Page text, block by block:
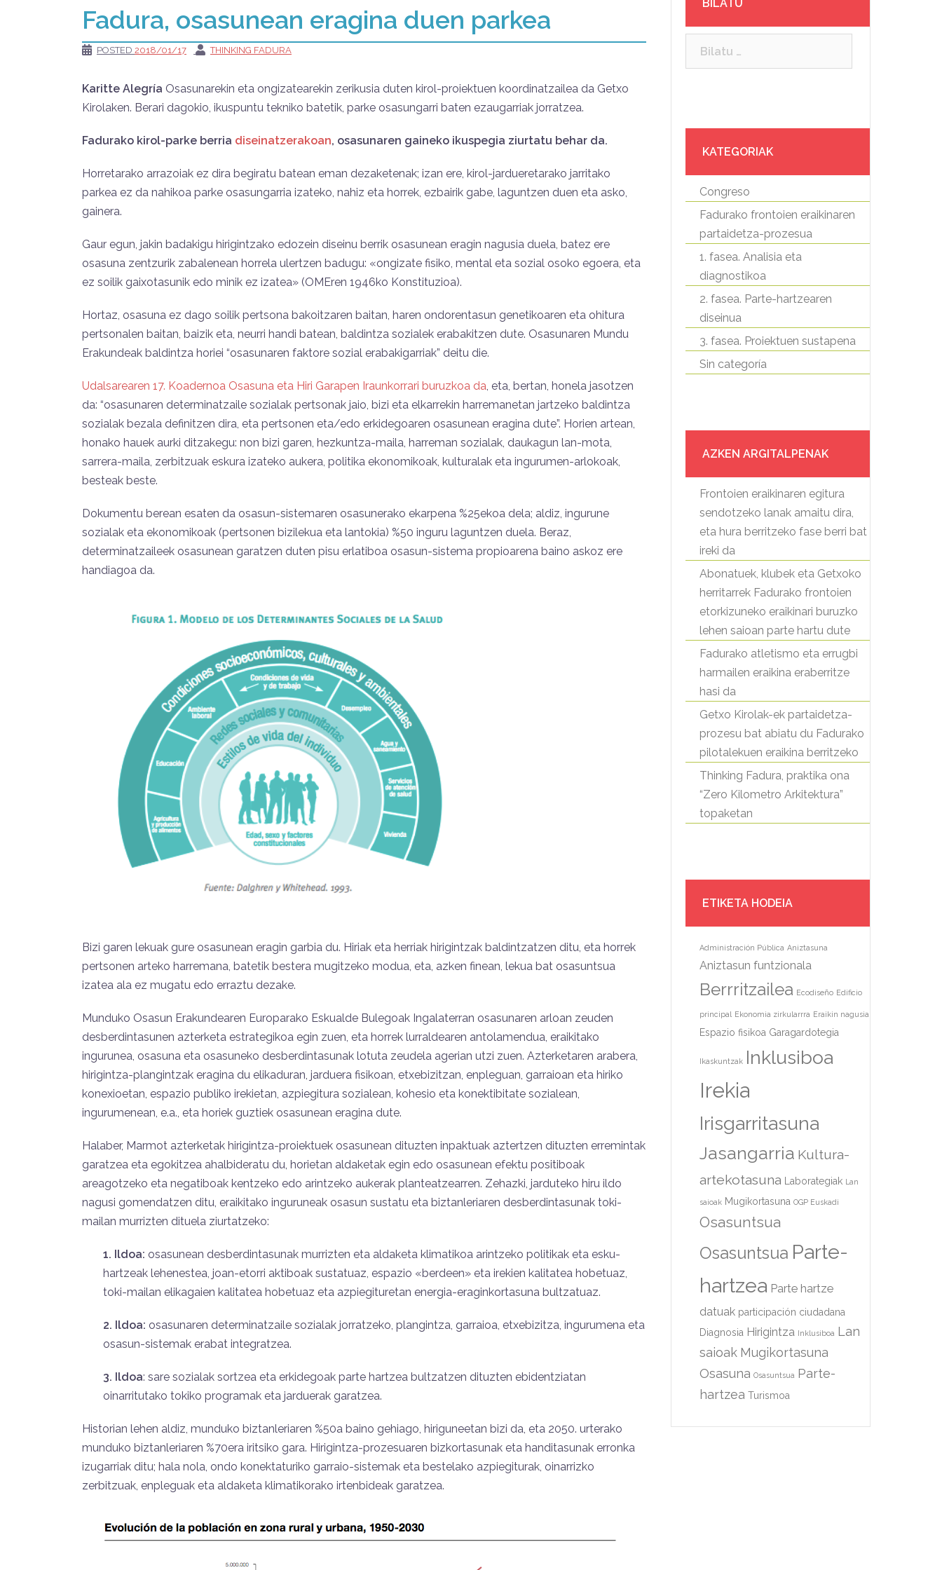
Fadura, osasunean eragina duen parkea
POSTED 2018/01/17 THINKING FADURA
Karitte Alegría Osasunarekin eta ongizatearekin zerikusia duten kirol-proiektuen koordinatzailea da Getxo
Kirolaken. Berari dagokio, ikuspuntu tekniko batetik, parke osasungarri baten ezaugarriak jorratzea.
Fadurako kirol-parke berria diseinatzerakoan, osasunaren gaineko ikuspegia ziurtatu behar da.
Horretarako arrazoiak ez dira begiratu batean eman dezaketenak; izan ere, kirol-jardueretarako jarritako
parkea ez da nahikoa parke osasungarria izateko, nahiz eta horrek, ezbairik gabe, laguntzen duen eta asko,
gainera.
Gaur egun, jakin badakigu hirigintzako edozein diseinu berrik osasunean eragin nagusia duela, batez ere
osasuna zentzurik zabalenean horrela ulertzen badugu: «ongizate fisiko, mental eta sozial osoko egoera, eta
ez soilik gaixotasunik edo minik ez izatea» (OMEren 1946ko Konstituzioa).
Hortaz, osasuna ez dago soilik pertsona bakoitzaren baitan, haren ondorentasun genetikoaren eta ohitura
pertsonalen baitan, baizik eta, neurri handi batean, baldintza sozialek erabakitzen dute. Osasunaren Mundu
Erakundeak baldintza horiei “osasunaren faktore sozial erabakigarriak” deitu die.
Udalsarearen 17. Koadernoa Osasuna eta Hiri Garapen Iraunkorrari buruzkoa da, eta, bertan, honela jasotzen
da: “osasunaren determinatzaile sozialak pertsonak jaio, bizi eta elkarrekin harremanetan jartzeko baldintza
sozialak bezala definitzen dira, eta pertsonen eta/edo erkidegoaren osasunean eragina dute”. Horien artean,
honako hauek aurki ditzakegu: non bizi garen, hezkuntza-maila, harreman sozialak, daukagun lan-mota,
sarrera-maila, zerbitzuak eskura izateko aukera, politika ekonomikoak, kulturalak eta ingurumen-arlokoak,
besteak beste.
Dokumentu berean esaten da osasun-sistemaren osasunerako ekarpena %25ekoa dela; aldiz, ingurune
sozialak eta ekonomikoak (pertsonen bizilekua eta lantokia) %50 inguru laguntzen duela. Beraz,
determinatzaileek osasunean garatzen duten pisu erlatiboa osasun-sistema propioarena baino askoz ere
handiagoa da.
Bizi garen lekuak gure osasunean eragin garbia du. Hiriak eta herriak hirigintzak baldintzatzen ditu, eta horrek
pertsonen arteko harremana, batetik bestera mugitzeko modua, eta, azken finean, lekua bat osasuntsua
izatea ala ez mugatu edo erraztu dezake.
Munduko Osasun Erakundearen Europarako Eskualde Bulegoak Ingalaterran osasunaren arloan zeuden
desberdintasunen azterketa estrategikoa egin zuen, eta horrek lurraldearen antolamendua, eraikitako
ingurunea, osasuna eta osasuneko desberdintasunak lotuta zeudela agerian utzi zuen. Azterketaren arabera,
hirigintza-plangintzak eragina du elikaduran, jarduera fisikoan, etxebizitzan, enpleguan, garraioan eta hiriko
konexioetan, espazio publiko irekietan, azpiegitura sozialean, kohesio eta konektibitate sozialean,
ingurumenean, e.a., eta horiek guztiek osasunean eragina dute.
Halaber, Marmot azterketak hirigintza-proiektuek osasunean dituzten inpaktuak aztertzen dituzten erremintak
garatzea eta egokitzea ahalbideratu du, horietan aldaketak egin edo osasunean efektu positiboak
areagotzeko eta negatiboak kentzeko edo arintzeko aukerak planteatzearren. Zehazki, jarduteko hiru ildo
nagusi gomendatzen ditu, eraikitako inguruneak osasun sustatu eta biztanleriaren desberdintasunak toki-
mailan murrizten dituela ziurtatzeko:
1. Ildoa: osasunean desberdintasunak murrizten eta aldaketa klimatikoa arintzeko politikak eta esku-
hartzeak lehenestea, joan-etorri aktiboak sustatuaz, espazio «berdeen» eta irekien kalitatea hobetuaz,
toki-mailan elikagaien kalitatea hobetuaz eta azpiegituretan energia-eraginkortasuna bultzatuaz.
2. Ildoa: osasunaren determinatzaile sozialak jorratzeko, plangintza, garraioa, etxebizitza, ingurumena eta
osasun-sistemak erabat integratzea.
3. Ildoa: sare sozialak sortzea eta erkidegoak parte hartzea bultzatzen dituzten ebidentziatan
oinarritutako tokiko programak eta jarduerak garatzea.
Historian lehen aldiz, munduko biztanleriaren %50a baino gehiago, hiriguneetan bizi da, eta 2050. urterako
munduko biztanleriaren %70era iritsiko gara. Hirigintza-prozesuaren bizkortasunak eta handitasunak erronka
izugarriak ditu; hala nola, ondo konektaturiko garraio-sistemak eta bestelako azpiegiturak, oinarrizko
zerbitzuak, enpleguak eta aldaketa klimatikorako irtenbideak garatzea.
BILATU
KATEGORIAK
Congreso
Fadurako frontoien eraikinaren
partaidetza-prozesua
1. fasea. Analisia eta
diagnostikoa
2. fasea. Parte-hartzearen
diseinua
3. fasea. Proiektuen sustapena
Sin categoría
AZKEN ARGITALPENAK
Frontoien eraikinaren egitura
sendotzeko lanak amaitu dira,
eta hura berritzeko fase berri bat
ireki da
Abonatuek, klubek eta Getxoko
herritarrek Fadurako frontoien
etorkizuneko eraikinari buruzko
lehen saioan parte hartu dute
Fadurako atletismo eta errugbi
harmailen eraikina eraberritze
hasi da
Getxo Kirolak-ek partaidetza-
prozesu bat abiatu du Fadurako
pilotalekuen eraikina berritzeko
Thinking Fadura, praktika ona
“Zero Kilometro Arkitektura”
topaketan
ETIKETA HODEIA
Administración Pública Aniztasuna
Aniztasun funtzionala
Berrritzailea Ecodiseño Edificio
principal Ekonomia zirkularrra Eraikin nagusia
Espazio fisikoa Garagardotegia
Ikaskuntzak Inklusiboa
Irekia
Irisgarritasuna
Jasangarria Kultura-
artekotasuna
Laborategiak Lan
saioak Mugikortasuna OGP Euskadi
Osasuntsua
Osasuntsua Parte-
hartzea Parte hartze
datuak participación ciudadana
Diagnosia Hirigintza Inklusiboa Lan
saioak Mugikortasuna
Osasuna Osasuntsua Parte-
hartzea Turismoa